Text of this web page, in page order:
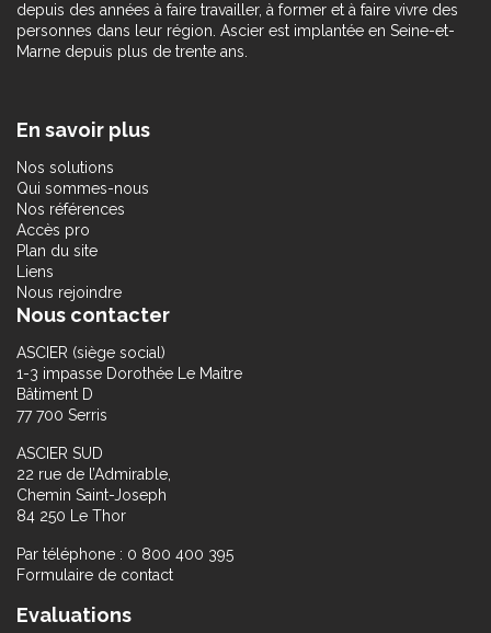
depuis des années à faire travailler, à former et à faire vivre des
personnes dans leur région. Ascier est implantée en Seine-et-
Marne depuis plus de trente ans.
En savoir plus
Nos solutions
Qui sommes-nous
Nos références
Accès pro
Plan du site
Liens
Nous rejoindre
Nous contacter
ASCIER (siège social)
1-3 impasse Dorothée Le Maitre
Bâtiment D
77 700 Serris
ASCIER SUD
22 rue de l’Admirable,
Chemin Saint-Joseph
84 250 Le Thor
Par téléphone : 0 800 400 395
Formulaire de contact
Evaluations